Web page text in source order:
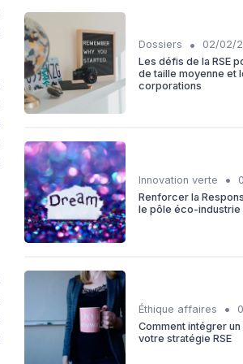
Dossiers •
02/02/
Les défis de la RSE
de taille moyenne et
corporations
Innovation verte •
Renforcer la
le pôle éco-industrie
Éthique affaires •
Comment intégrer
votre stratégie RSE